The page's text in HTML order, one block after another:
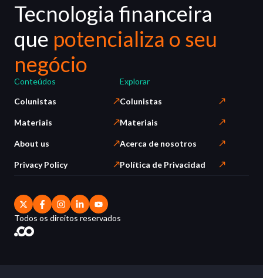
Tecnologia financeira
que potencializa o seu
negócio
Conteúdos
Colunistas
Materiais
About us
Privacy Policy
Explorar
Colunistas
Materiais
Acerca de nosotros
Política de Privacidad
Todos os direitos reservados